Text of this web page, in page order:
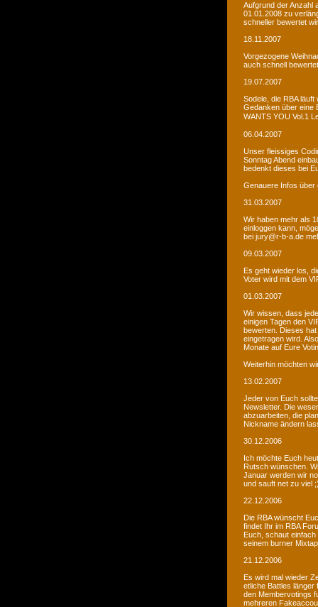
Aufgrund der Anzahl
01.01.2008 zu
schneller bewertet
18.11.2007
Vorgezogene
auch schnell
19.07.2007
Sodele, die RBA
Gedanken über eine
WANTS YOU Vol.1
06.04.2007
Unser fleissiges
Sonntag Abend
bedenkt dieses bei
Genauere Infos über
31.03.2007
Wir haben mehr als
einloggen kann,
bei jury@r-b-a.de
09.03.2007
Es geht wieder los,
Voter wird mit dem
01.03.2007
Wir wissen, dass
einigen Tagen den
bewerten. Dieses
eingetragen wird.
Monate auf Eure
Weiterhin möchten
13.02.2007
Jeder von Euch
Newsletter. Die
abzuarbeiten, die
Nickname ändern
30.12.2006
Ich möchte Euch
Rutsch wünschen.
Januar werden wir
und sauft net zu viel
22.12.2006
Die RBA wünscht
findet Ihr im RBA
Euch, schaut einfach
seinem burner
21.12.2006
Es wird mal wieder
etliche Battles länger
den Membervotings
mehreren